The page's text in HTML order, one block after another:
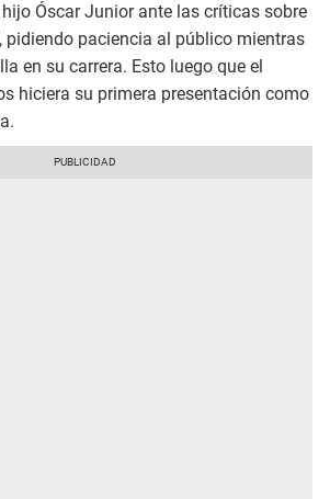
Óscar Junior ante las críticas sobre
pidiendo paciencia al público mientras
en su carrera. Esto luego que el
hiciera su primera presentación como